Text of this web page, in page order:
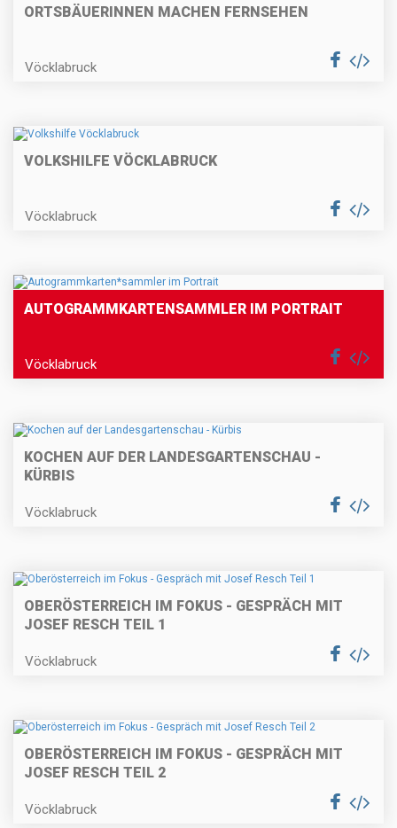
ORTSBÄUERINNEN MACHEN FERNSEHEN
Vöcklabruck
VOLKSHILFE VÖCKLABRUCK
Vöcklabruck
AUTOGRAMMKARTENSAMMLER IM PORTRAIT
Vöcklabruck
KOCHEN AUF DER LANDESGARTENSCHAU -
KÜRBIS
Vöcklabruck
OBERÖSTERREICH IM FOKUS - GESPRÄCH MIT
JOSEF RESCH TEIL 1
Vöcklabruck
OBERÖSTERREICH IM FOKUS - GESPRÄCH MIT
JOSEF RESCH TEIL 2
Vöcklabruck